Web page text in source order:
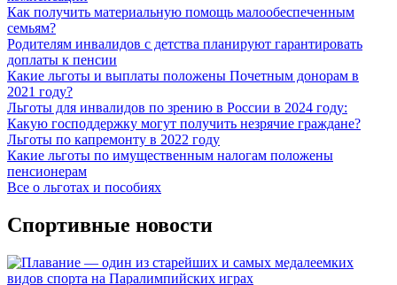
Как получить материальную помощь малообеспеченным
семьям?
Родителям инвалидов с детства планируют гарантировать
доплаты к пенсии
Какие льготы и выплаты положены Почетным донорам в
2021 году?
Льготы для инвалидов по зрению в России в 2024 году:
Какую господдержку могут получить незрячие граждане?
Льготы по капремонту в 2022 году
Какие льготы по имущественным налогам положены
пенсионерам
Все о льготах и пособиях
Спортивные новости